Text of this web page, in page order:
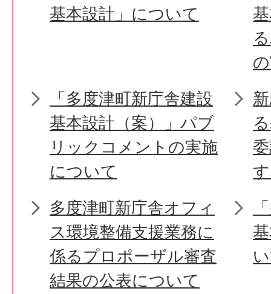
基本設計」について
「多度津町新庁舎建設
基本設計（案）」パブ
リックコメントの実施
について
多度津町新庁舎オフィ
ス環境整備支援業務に
係るプロポーザル審査
結果の公表について